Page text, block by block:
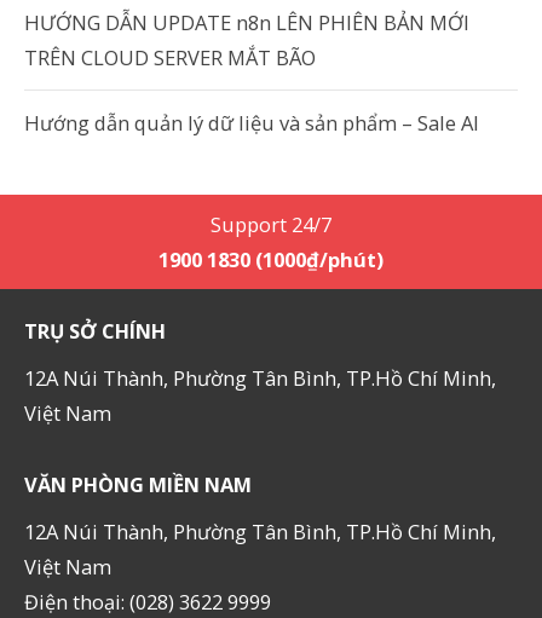
HƯỚNG DẪN UPDATE n8n LÊN PHIÊN BẢN MỚI
TRÊN CLOUD SERVER MẮT BÃO
Hướng dẫn quản lý dữ liệu và sản phẩm – Sale AI
Support 24/7
1900 1830 (1000₫/phút)
TRỤ SỞ CHÍNH
12A Núi Thành, Phường Tân Bình, TP.Hồ Chí Minh,
Việt Nam
VĂN PHÒNG MIỀN NAM
12A Núi Thành, Phường Tân Bình, TP.Hồ Chí Minh,
Việt Nam
Điện thoại: (028) 3622 9999